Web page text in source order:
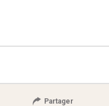
Partager